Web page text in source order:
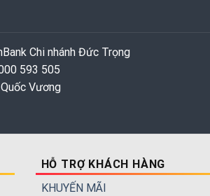
Chi nhánh Đức Trọng
593 505
Vương
HỖ TRỢ KHÁCH HÀNG
KHUYẾN MÃI